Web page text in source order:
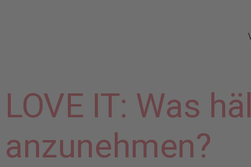
LOVE IT: Was
anzunehmen?